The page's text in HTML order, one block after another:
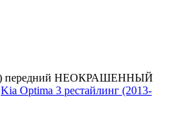
Kia Optima 3 рестайлинг (2013-